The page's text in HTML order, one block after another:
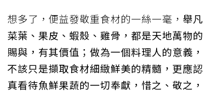
想多了，便益發敬重食材的一絲一毫， 舉凡
菜葉、果皮、蝦殼、雞骨，都是天地萬物的
賜與，有其價值；做為一個料理人的意義，
不該只是擷取食材細緻鮮美的精髓，更應認
真看待魚鮮果蔬的一切奉獻，惜之、敬之，